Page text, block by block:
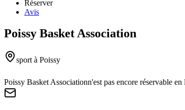
Réserver
Avis
Poissy Basket Association
sport à Poissy
Poissy Basket Associationn'est pas encore réservable